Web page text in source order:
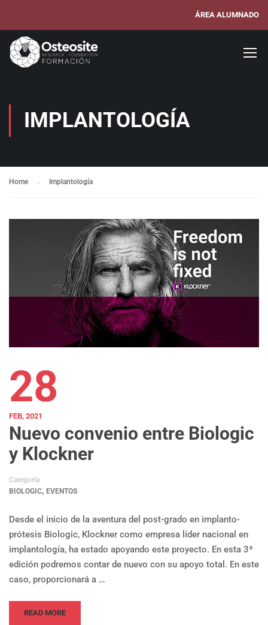
ÁREA ALUMNADO
IMPLANTOLOGÍA
Home Implantología
28
FEB, 2021
Nuevo convenio entre Biologic
y Klockner
Categoría
BIOLOGIC, EVENTOS
Desde el inicio de la aventura del post-grado en implanto-
prótesis Biologic, Klockner como empresa líder nacional en
implantología, ha estado apoyando este proyecto. En esta 3ª
edición podremos contar de nuevo con su apoyo total. En este
caso, proporcionará a …
READ MORE